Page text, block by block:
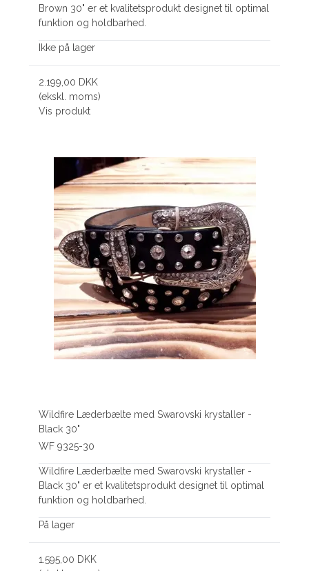
Brown 30" er et kvalitetsprodukt designet til optimal
funktion og holdbarhed.
Ikke på lager
2.199,00 DKK
(ekskl. moms)
Vis produkt
Wildfire Læderbælte med Swarovski krystaller -
Black 30"
WF 9325-30
Wildfire Læderbælte med Swarovski krystaller -
Black 30" er et kvalitetsprodukt designet til optimal
funktion og holdbarhed.
På lager
1.595,00 DKK